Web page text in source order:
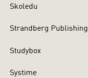
Skoledu
Strandberg Publishing
Studybox
Systime